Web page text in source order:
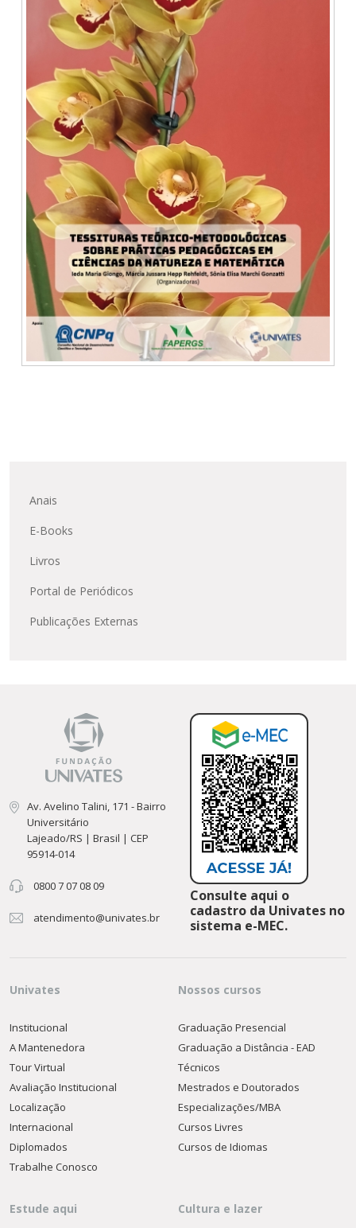
Anais
E-Books
Livros
Portal de Periódicos
Publicações Externas
Av. Avelino Talini, 171 - Bairro
Universitário
Lajeado/RS | Brasil | CEP
95914-014
0800 7 07 08 09
atendimento@univates.br
Consulte aqui o
cadastro da Univates no
sistema e-MEC.
Univates
Institucional
A Mantenedora
Tour Virtual
Avaliação Institucional
Localização
Internacional
Diplomados
Trabalhe Conosco
Nossos cursos
Graduação Presencial
Graduação a Distância - EAD
Técnicos
Mestrados e Doutorados
Especializações/MBA
Cursos Livres
Cursos de Idiomas
Estude aqui Cultura e lazer